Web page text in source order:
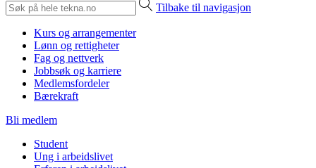
Tilbake til navigasjon
Kurs og arrangementer
Lønn og rettigheter
Fag og nettverk
Jobbsøk og karriere
Medlemsfordeler
Bærekraft
Bli medlem
Student
Ung i arbeidslivet